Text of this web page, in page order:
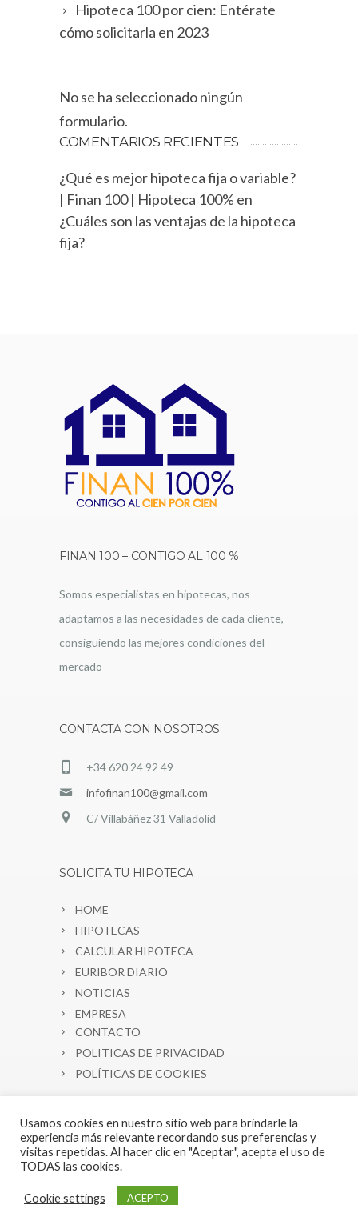
Hipoteca 100 por cien: Entérate
cómo solicitarla en 2023
No se ha seleccionado ningún
formulario.
COMENTARIOS RECIENTES
¿Qué es mejor hipoteca fija o variable?
| Finan 100 | Hipoteca 100% en
¿Cuáles son las ventajas de la hipoteca
fija?
FINAN 100 – CONTIGO AL 100 %
Somos especialistas en hipotecas, nos
adaptamos a las necesidades de cada cliente,
consiguiendo las mejores condiciones del
mercado
CONTACTA CON NOSOTROS
+34 620 24 92 49
infofinan100@gmail.com
C/ Villabáñez 31 Valladolid
SOLICITA TU HIPOTECA
HOME
HIPOTECAS
CALCULAR HIPOTECA
EURIBOR DIARIO
NOTICIAS
EMPRESA
CONTACTO
POLITICAS DE PRIVACIDAD
POLÍTICAS DE COOKIES
Copyright 2021 © Finan 100 / Dynamic
Usamos cookies en nuestro sitio web para brindarle la
experiencia más relevante recordando sus preferencias y
visitas repetidas. Al hacer clic en "Aceptar", acepta el uso de
TODAS las cookies.
Cookie settings ACEPTO